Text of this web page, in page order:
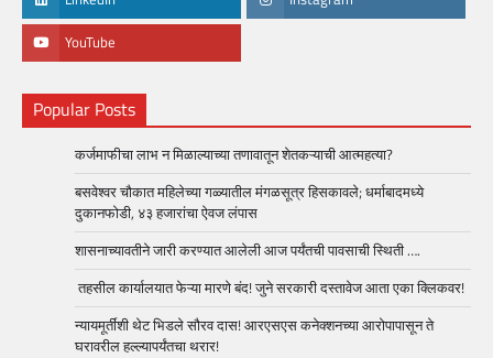
YouTube
Popular Posts
कर्जमाफीचा लाभ न मिळाल्याच्या तणावातून शेतकऱ्याची आत्महत्या?
बसवेश्वर चौकात महिलेच्या गळ्यातील मंगळसूत्र हिसकावले; धर्माबादमध्ये
दुकानफोडी, ४३ हजारांचा ऐवज लंपास
शासनाच्यावतीने जारी करण्यात आलेली आज पर्यंतची पावसाची स्थिती ….
तहसील कार्यालयात फेऱ्या मारणे बंद! जुने सरकारी दस्तावेज आता एका क्लिकवर!
न्यायमूर्तींशी थेट भिडले सौरव दास! आरएसएस कनेक्शनच्या आरोपापासून ते
घरावरील हल्ल्यापर्यंतचा थरार!